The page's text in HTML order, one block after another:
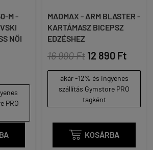
M -
NŐI
PRO
MADMAX - ARM BLASTER -
KARTÁMASZ BICEPSZ
EDZÉSHEZ
16 990 Ft 12 890 Ft
akár -12% és ingyenes
szállítás Gymstore PRO
tagként
 KOSÁRBA